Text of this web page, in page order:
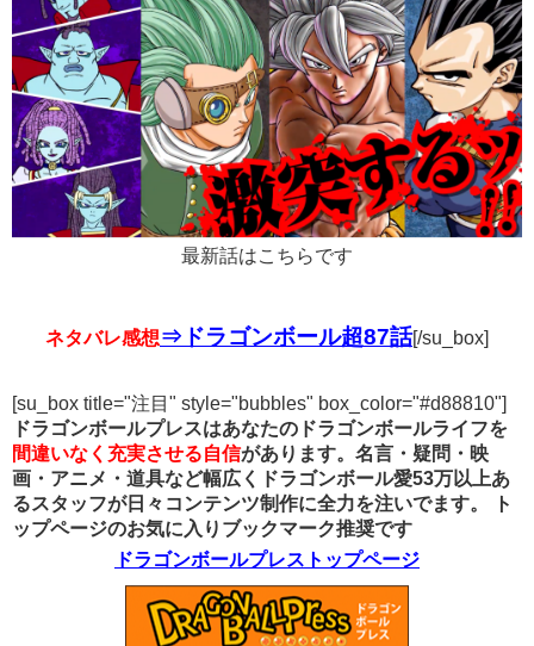
最新話はこちらです
ネタバレ感想⇒ドラゴンボール超87話[/su_box]
[su_box title="注目" style="bubbles" box_color="#d88810"]
ドラゴンボールプレスはあなたのドラゴンボールライフを
間違いなく充実させる自信があります。名言・疑問・映
画・アニメ・道具など幅広くドラゴンボール愛53万以上あ
るスタッフが日々コンテンツ制作に全力を注いでます。
ト
ップページのお気に入りブックマーク推奨です
ドラゴンボールプレストップページ